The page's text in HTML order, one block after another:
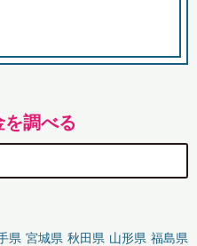
調べる
県 宮城県 秋田県 山形県 福島県